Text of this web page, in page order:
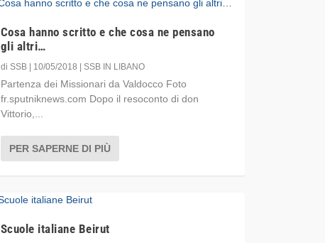
Cosa hanno scritto e che cosa ne pensano
gli altri…
di SSB| 10/05/2018 SSB IN LIBANO
Partenza dei Missionari da Valdocco Foto
fr.sputniknews.com Dopo il resoconto di don
Vittorio,...
PER SAPERNE DI PIÙ
Scuole italiane Beirut